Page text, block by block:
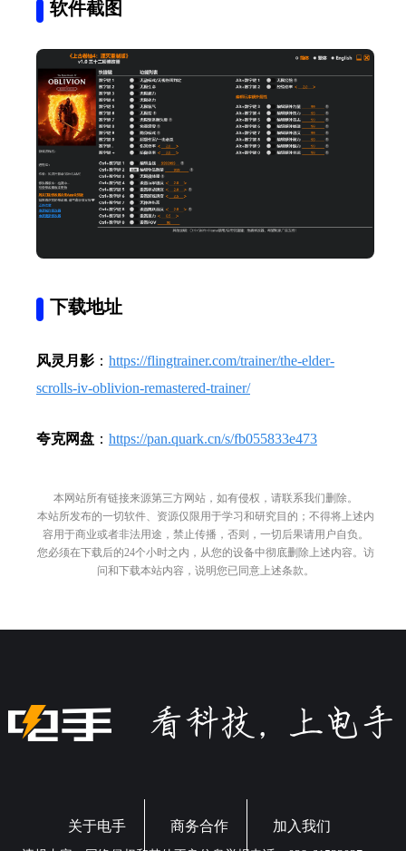
软件截图
下载地址
风灵月影 ： https://flingtrainer.com/trainer/the-elder-
scrolls-iv-oblivion-remastered-trainer/
夸克网盘 ： https://pan.quark.cn/s/fb055833e473
本网站所有链接来源第三方网站，如有侵权，请联系我们删除。
本站所发布的一切软件、资源仅限用于学习和研究目的；不得将上述内
容用于商业或者非法用途，禁止传播，否则，一切后果请用户自负。
您必须在下载后的24个小时之内，从您的设备中彻底删除上述内容。访
问和下载本站内容，说明您已同意上述条款。
关于电手 商务合作 加入我们